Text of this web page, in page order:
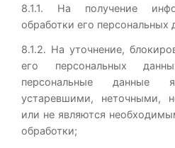
8.1.1. На получение
обработки его персональных
8.1.2. На уточнение,
его персональных
персональные данные
устаревшими, неточными,
или не являются
обработки;